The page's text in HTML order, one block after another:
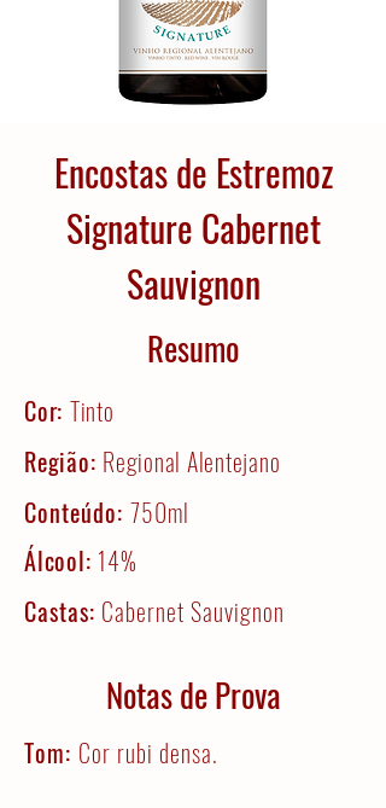
Encostas de Estremoz
Signature Cabernet
Sauvignon
Resumo
Cor: Tinto
Região: Regional Alentejano
Conteúdo: 750ml
Álcool: 14%
Castas: Cabernet Sauvignon
Notas de Prova
Tom: Cor rubi densa.